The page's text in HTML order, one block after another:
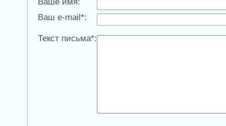
Ваш e-mail*:
Текст письма*: